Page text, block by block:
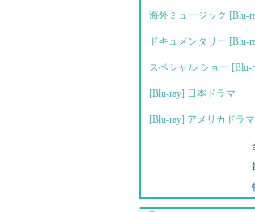
海外ミュージック [Blu-
ドキュメンタリー [Blu-
スペシャル ショー [Blu-
[Blu-ray] 日本ドラマ
[Blu-ray] アメリカドラマ